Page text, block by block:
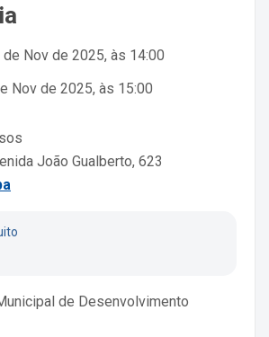
de Nov de 2025, às 14:00
Nov de 2025, às 15:00
João Gualberto, 623
de Desenvolvimento